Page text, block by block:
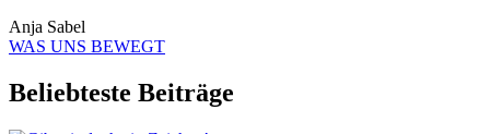
Anja Sabel
WAS UNS BEWEGT
Beliebteste Beiträge